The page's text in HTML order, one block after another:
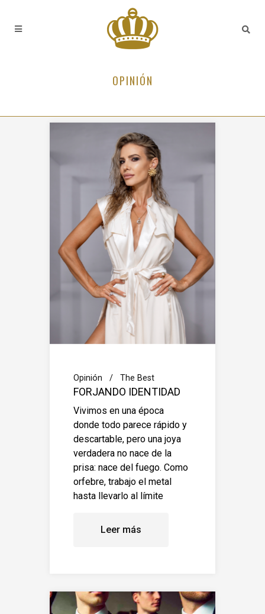
OPINIÓN
Opinión The Best
FORJANDO IDENTIDAD
Vivimos en una época
donde todo parece rápido y
descartable, pero una joya
verdadera no nace de la
prisa: nace del fuego. Como
orfebre, trabajo el metal
hasta llevarlo al límite
Leer más